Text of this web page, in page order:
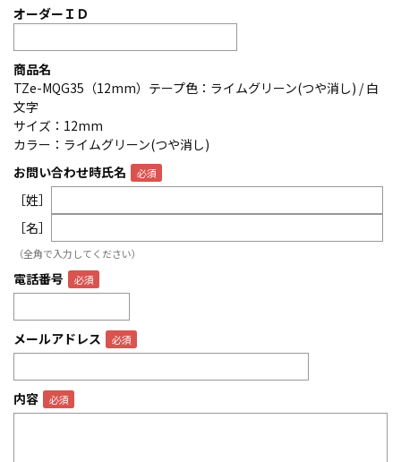
オーダーＩＤ
商品名
TZe-MQG35（12mm）テープ色：ライムグリーン(つや消し) / 白
文字
サイズ：12mm
カラー：ライムグリーン(つや消し)
お問い合わせ時氏名
［姓］
［名］
（全角で入力してください）
電話番号
メールアドレス
内容